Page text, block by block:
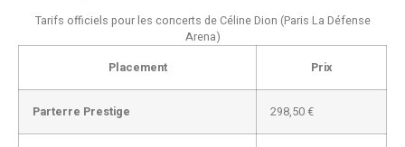
Tarifs officiels pour les concerts de Céline Dion (Paris La Défense
Arena)
Placement
Prix
Parterre Prestige 298,50 €